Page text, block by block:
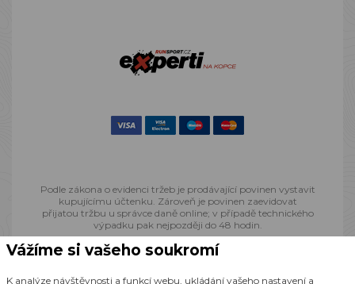
Podle zákona o evidenci tržeb je prodávající povinen vystavit
kupujícímu účtenku. Zároveň je povinen zaevidovat
přijatou tržbu u správce daně online; v případě technického
výpadku pak nejpozději do 48 hodin.
Vážíme si vašeho soukromí
K analýze návštěvnosti a funkcí webu, ukládání vašeho nastavení a